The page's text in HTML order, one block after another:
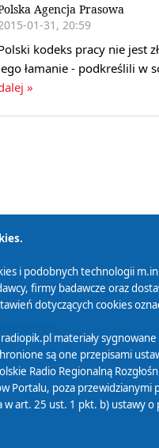
Agencja Prasowa
01-31, 20:59
kodeks pracy nie jest
łamanie - podkreślili w
»
korzystania z Serwisu
i podobnych technologii
firmy badawcze oraz
dotyczących cookies
materiały
są one przepisami
Radio Regionalną
Portalu, poza
art. 25 ust. 1 pkt. b) ustawy